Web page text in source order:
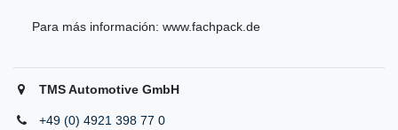
Para más información: www.fachpack.de
TMS Automotive GmbH
+49 (0) 4921 398 77 0